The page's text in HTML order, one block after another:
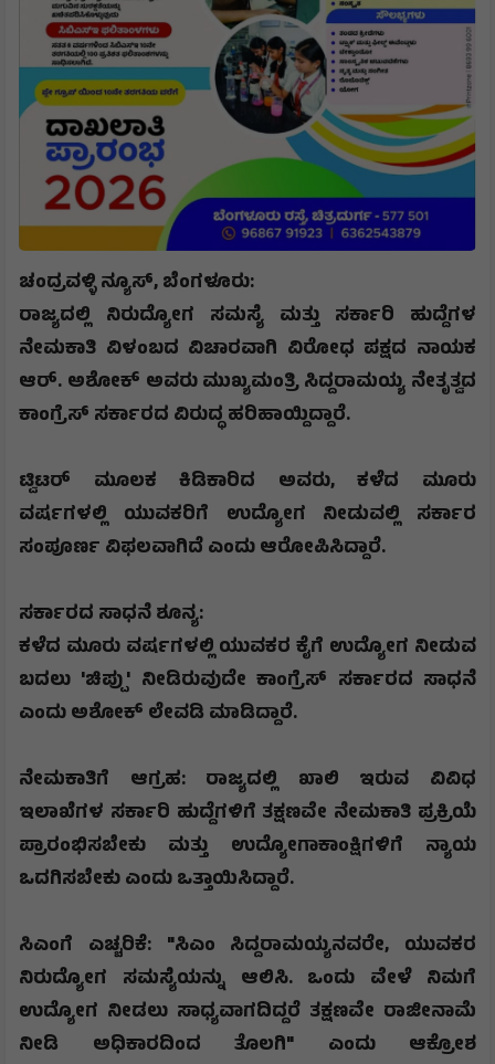
ಚಂದ್ರವಳ್ಳಿ ನ್ಯೂಸ್, ​ಬೆಂಗಳೂರು:
ರಾಜ್ಯದಲ್ಲಿ ನಿರುದ್ಯೋಗ ಸಮಸ್ಯೆ ಮತ್ತು ಸರ್ಕಾರಿ ಹುದ್ದೆಗಳ
ನೇಮಕಾತಿ ವಿಳಂಬದ ವಿಚಾರವಾಗಿ ವಿರೋಧ ಪಕ್ಷದ ನಾಯಕ
ಆರ್. ಅಶೋಕ್ ಅವರು ಮುಖ್ಯಮಂತ್ರಿ ಸಿದ್ದರಾಮಯ್ಯ ನೇತೃತ್ವದ
ಕಾಂಗ್ರೆಸ್ ಸರ್ಕಾರದ ವಿರುದ್ಧ ಹರಿಹಾಯ್ದಿದ್ದಾರೆ.
​ಟ್ವಿಟರ್ ಮೂಲಕ ಕಿಡಿಕಾರಿದ ಅವರು,ಕಳೆದ ಮೂರು
ವರ್ಷಗಳಲ್ಲಿ ಯುವಕರಿಗೆ ಉದ್ಯೋಗ ನೀಡುವಲ್ಲಿ ಸರ್ಕಾರ
ಸಂಪೂರ್ಣ ವಿಫಲವಾಗಿದೆ ಎಂದು ಆರೋಪಿಸಿದ್ದಾರೆ.
​​ಸರ್ಕಾರದ ಸಾಧನೆ ಶೂನ್ಯ:
ಕಳೆದ ಮೂರು ವರ್ಷಗಳಲ್ಲಿ ಯುವಕರ ಕೈಗೆ ಉದ್ಯೋಗ ನೀಡುವ
ಬದಲು 'ಚಿಪ್ಪು' ನೀಡಿರುವುದೇ ಕಾಂಗ್ರೆಸ್ ಸರ್ಕಾರದ ಸಾಧನೆ
ಎಂದು ಅಶೋಕ್ ಲೇವಡಿ ಮಾಡಿದ್ದಾರೆ.
​ನೇಮಕಾತಿಗೆ ಆಗ್ರಹ: ರಾಜ್ಯದಲ್ಲಿ ಖಾಲಿ ಇರುವ ವಿವಿಧ
ಇಲಾಖೆಗಳ ಸರ್ಕಾರಿ ಹುದ್ದೆಗಳಿಗೆ ತಕ್ಷಣವೇ ನೇಮಕಾತಿ ಪ್ರಕ್ರಿಯೆ
ಪ್ರಾರಂಭಿಸಬೇಕು ಮತ್ತು ಉದ್ಯೋಗಾಕಾಂಕ್ಷಿಗಳಿಗೆ ನ್ಯಾಯ
ಒದಗಿಸಬೇಕು ಎಂದು ಒತ್ತಾಯಿಸಿದ್ದಾರೆ.
​ಸಿಎಂಗೆ ಎಚ್ಚರಿಕೆ: "ಸಿಎಂ ಸಿದ್ದರಾಮಯ್ಯನವರೇ, ಯುವಕರ
ನಿರುದ್ಯೋಗ ಸಮಸ್ಯೆಯನ್ನು ಆಲಿಸಿ. ಒಂದು ವೇಳೆ ನಿಮಗೆ
ಉದ್ಯೋಗ ನೀಡಲು ಸಾಧ್ಯವಾಗದಿದ್ದರೆ ತಕ್ಷಣವೇ ರಾಜೀನಾಮೆ
ನೀಡಿ ಅಧಿಕಾರದಿಂದ ತೊಲಗಿ" ಎಂದು ಆಕ್ರೋಶ